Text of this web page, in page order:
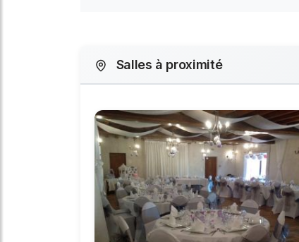
Salles à proximité